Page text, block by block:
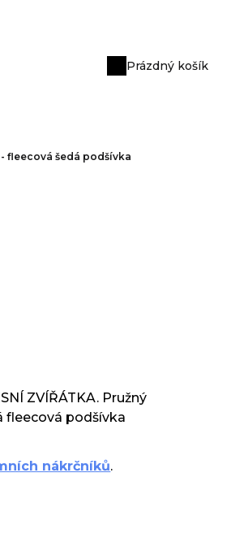
Nákupní
Prázdný košík
- fleecová šedá podšívka
ZVÍŘÁTKA. Pružný
fleecová podšívka
nákrčníků.